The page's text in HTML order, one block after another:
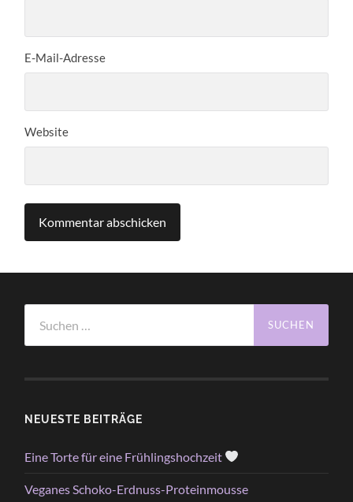
E-Mail-Adresse
Website
nach:
NEUESTE BEITRÄGE
Eine Torte für eine Frühlingshochzeit
Veganes Schoko-Erdnuss-Proteinmousse